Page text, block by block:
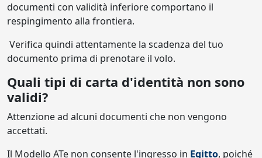
documenti con validità inferiore comportano il
respingimento alla frontiera.
Verifica quindi attentamente la scadenza del tuo
documento prima di prenotare il volo.
Quali tipi di carta d'identità non sono
validi?
Attenzione ad alcuni documenti che non vengono
accettati.
Il Modello ATe non consente l'ingresso in Egitto, poiché